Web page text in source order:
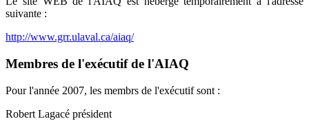
suivante :
http://www.grr.ulaval.ca/aiaq/
Membres de l'exécutif de l'AIAQ
Pour l'année 2007, les membrs de l'exécutif sont :
Robert Lagacé président